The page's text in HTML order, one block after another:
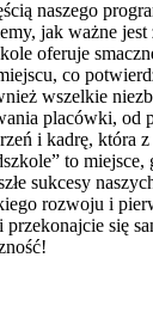
naszego
jak ważne
oferuje
co
wszelkie
placówki, od
i kadrę, która
to miejsce,
sukcesy
rozwoju i
się